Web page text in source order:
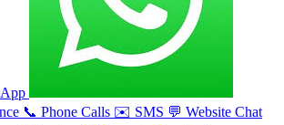
📞 Phone Calls ✉️ SMS 💬 Website Chat